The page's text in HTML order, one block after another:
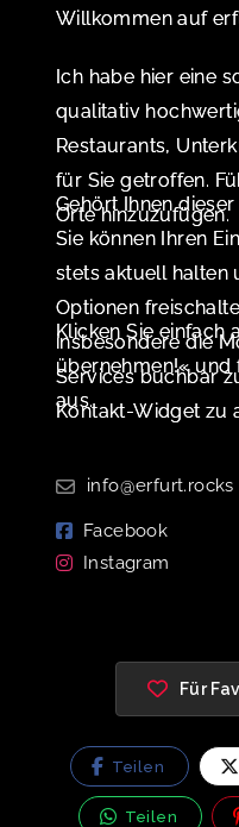
Willkommen auf
Ich habe hier eine
qualitativ
Restaurants,
für Sie getroffen.
Orte hinzuzufügen.
Gehört Ihnen
Sie können Ihren
stets aktuell halten
Optionen
insbesondere die
Services buchbar
Kontakt-Widget zu
Klicken Sie einfach
übernehmen!« und
aus.
info@erfurt.rocks
Facebook
Instagram
Für
Teilen
Teilen